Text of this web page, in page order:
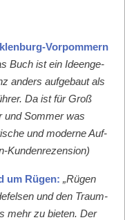
Vor­pom­mern
Buch ist ein Ideenge­
anders aufge­baut als
Da ist für Groß
und Som­mer was
und mod­erne Auf­
Kun­den­rezen­sion)
um Rügen: „Rügen
und den Traum­
mehr zu bieten. Der